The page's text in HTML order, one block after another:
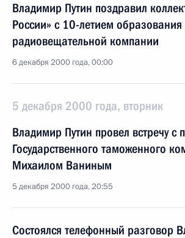
Владимир Путин поздравил
России» с 10-летием образования
радиовещательной компании
6 декабря 2000 года, 00:00
5 декабря 2000 года, вторник
Владимир Путин провел встречу с
Государственного таможенного
Михаилом Ваниным
5 декабря 2000 года, 20:55
Состоялся телефонный разговор